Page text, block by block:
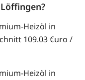
Heizöl in
109.03 €uro /
Heizöl in